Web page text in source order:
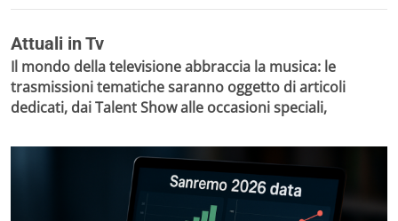
Attuali in Tv
Il mondo della televisione abbraccia la musica: le
trasmissioni tematiche saranno oggetto di articoli
dedicati, dai Talent Show alle occasioni speciali,